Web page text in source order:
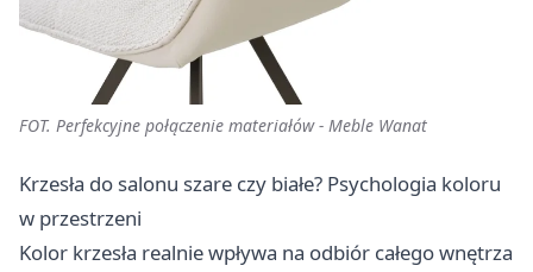
FOT. Perfekcyjne połączenie materiałów - Meble Wanat
Krzesła do salonu szare czy białe? Psychologia koloru
w przestrzeni
Kolor krzesła realnie wpływa na odbiór całego wnętrza